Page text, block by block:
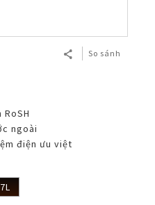
So sánh
RoSH
ngoài
điện ưu việt